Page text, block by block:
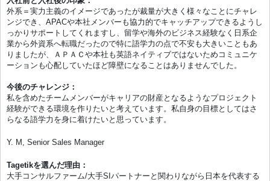
外系＝実力主義のイメージであったが裁量が大きく様々なことにチャレ
ンジでき、APACや本社メンバーも協力的でキャッチアップできるようし
っかりサポートしてくれますし、留学や海外のビジネス経験なく日系企
業から外資系へ転職だったので特に語学力の点で不安も大きいこともあ
りましたが、ＡＰＡＣや本社も英語ネイティブではないためコミュニケ
ーションも心配していたほど障壁になることはありませんでした。
今後のチャレンジ：
私を含めたチームメンバーがキャリアの財産となるようなプロジェクト
経験ができる環境を作りたいと考えています。私自身の目標としてはさ
らなる語学力を身に着けたいと思っています。
Y. M, Senior Sales Manager
Tagetikを選んだ理由：
大手コンサルファーム/大手SIパートナーと関わりながら日本を代表する